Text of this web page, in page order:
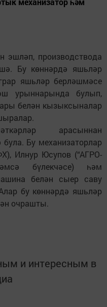
эшләп, производствода
Бу көннәрдә яшьләр
яшьләр берләшмәсе
урыннарында булып,
белән кызыксыналар
арасыннан
Бу механизаторлар
Илнур Юсупов (“АГРО-
бүлекчәсе) һәм
белән сыер саву
бу көннәрдә яшьләр
очрашты.
и интересным в